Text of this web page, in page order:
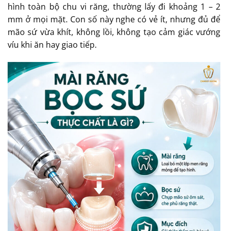
hình toàn bộ chu vi răng, thường lấy đi khoảng 1 – 2
mm ở mọi mặt. Con số này nghe có vẻ ít, nhưng đủ để
mão sứ vừa khít, không lồi, không tạo cảm giác vướng
víu khi ăn hay giao tiếp.